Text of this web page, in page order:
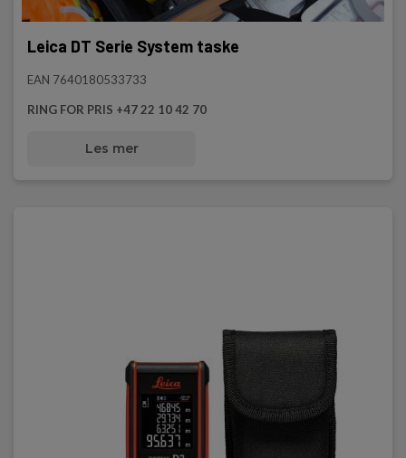
Leica DT Serie System taske
EAN 7640180533733
RING FOR PRIS +47 22 10 42 70
Les mer